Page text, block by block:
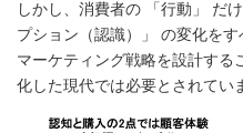
しかし、消費者の 「行動」 だ
プション（認識）」 の変化を
マーケティング戦略を設計する
化した現代では必要とされてい